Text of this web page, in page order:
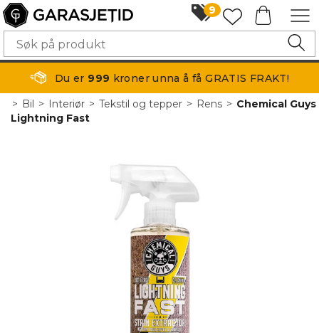
9
Du er 999 kroner unna å få GRATIS FRAKT!
> Bil> Interiør>Tekstil og tepper> Rens>Chemical Guys
Lightning Fast